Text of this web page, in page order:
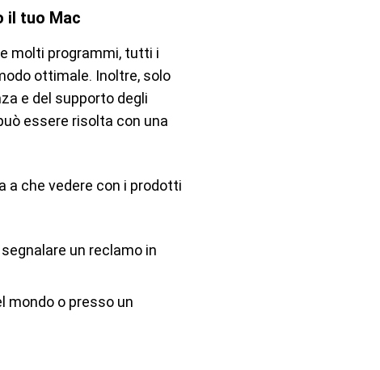
il tuo Mac
molti programmi, tutti i
ottimale. Inoltre, solo
e del supporto degli
essere risolta con una
a che vedere con i prodotti
un reclamo in
mondo o presso un